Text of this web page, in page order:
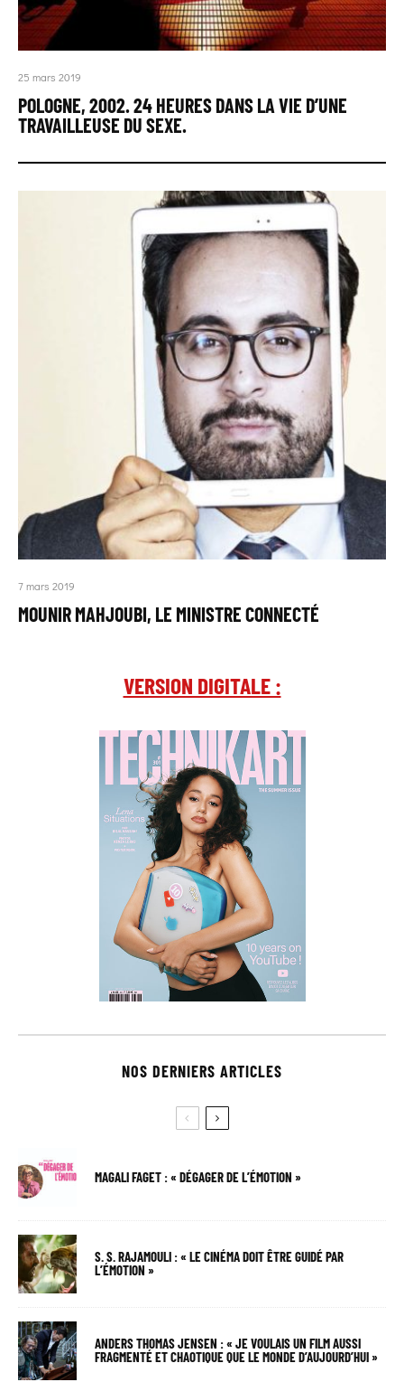
25 mars 2019
POLOGNE, 2002. 24 HEURES DANS LA VIE D’UNE
TRAVAILLEUSE DU SEXE.
7 mars 2019
MOUNIR MAHJOUBI, LE MINISTRE CONNECTÉ
VERSION DIGITALE :
NOS DERNIERS ARTICLES
MAGALI FAGET : « DÉGAGER DE L’ÉMOTION »
S. S. RAJAMOULI : « LE CINÉMA DOIT ÊTRE GUIDÉ PAR
L’ÉMOTION »
ANDERS THOMAS JENSEN : « JE VOULAIS UN FILM AUSSI
FRAGMENTÉ ET CHAOTIQUE QUE LE MONDE D’AUJOURD’HUI »